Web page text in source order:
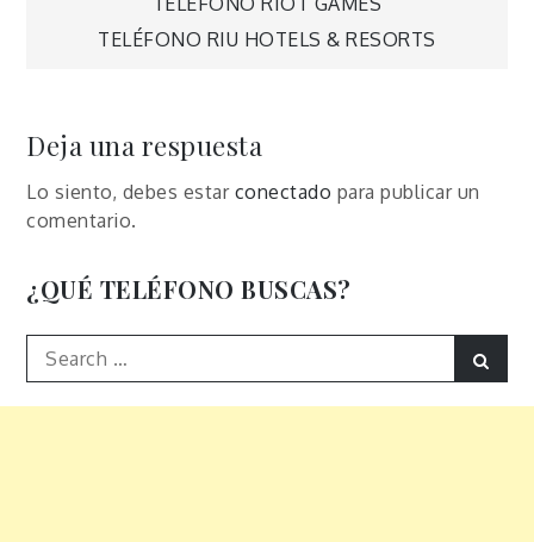
Navegación
entradas
TELÉFONO RIU HOTELS & RESORTS
Deja una respuesta
Lo siento, debes estar conectado para publicar un
comentario.
¿QUÉ TELÉFONO BUSCAS?
Search
for: